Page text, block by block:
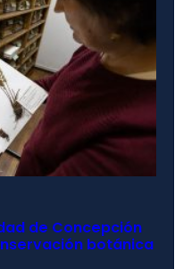
de Concepción
botánica